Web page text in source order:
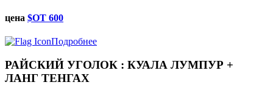
цена $ОТ 600
Подробнее
РАЙСКИЙ УГОЛОК : КУАЛА ЛУМПУР +
ЛАНГ ТЕНГАХ